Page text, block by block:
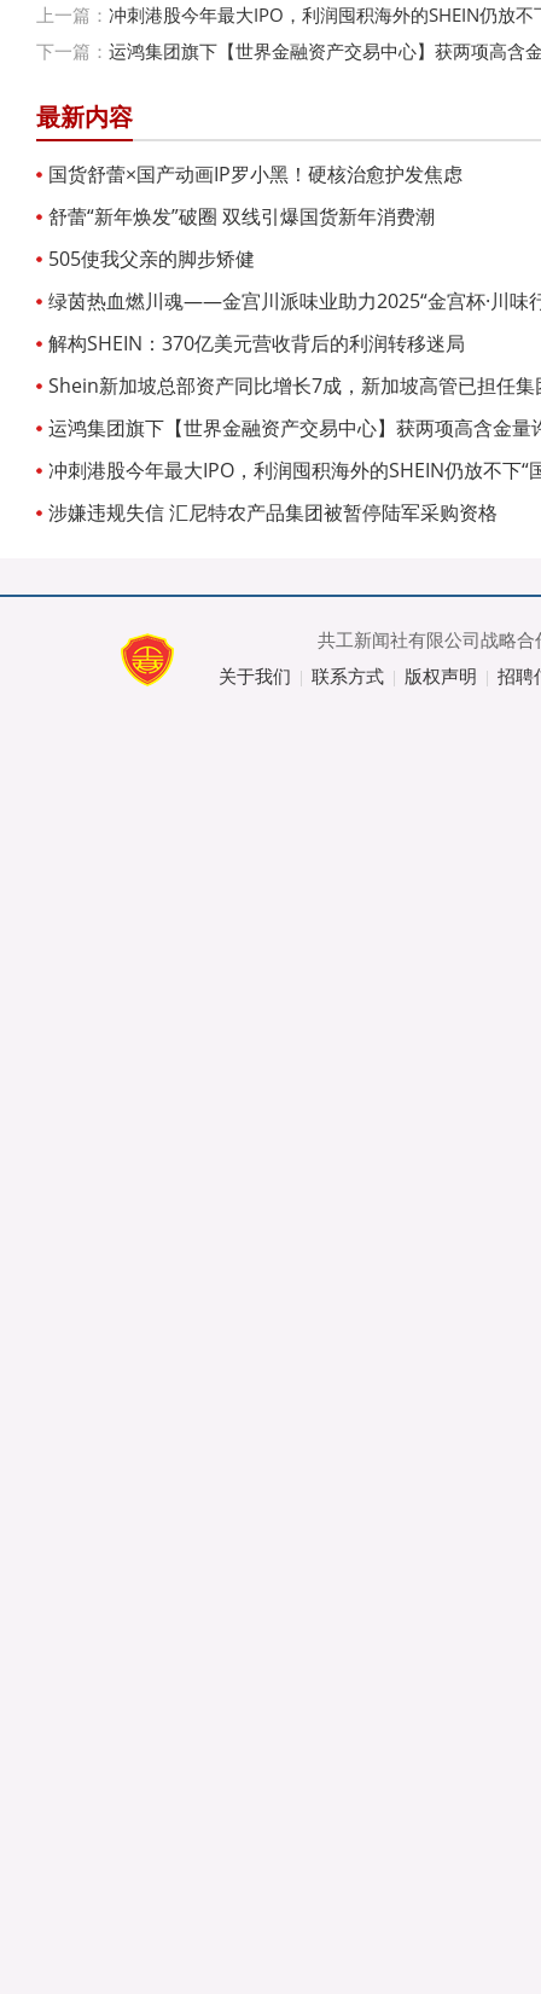
上一篇： 冲刺港股今年最大IPO，利润囤积海外的SHEIN仍放不
下一篇： 运鸿集团旗下【世界金融资产交易中心】获两项高含
最新内容
国货舒蕾×国产动画IP罗小黑！硬核治愈护发焦虑
舒蕾“新年焕发”破圈 双线引爆国货新年消费潮
505使我父亲的脚步矫健
绿茵热血燃川魂——金宫川派味业助力2025“金宫杯·川味
开局
解构SHEIN：370亿美元营收背后的利润转移迷局
Shein新加坡总部资产同比增长7成，新加坡高管已担任集
运鸿集团旗下【世界金融资产交易中心】获两项高含金量
冲刺港股今年最大IPO，利润囤积海外的SHEIN仍放不下“
涉嫌违规失信 汇尼特农产品集团被暂停陆军采购资格
共工新闻社有限公司战略
关于我们 | 联系方式 | 版权声明 | 招聘